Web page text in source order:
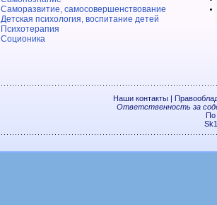
Саморазвитие, самосовершенствование
Детская психология, воспитание детей
Психотерапия
Соционика
Наши контакты|
Ответственность за
По